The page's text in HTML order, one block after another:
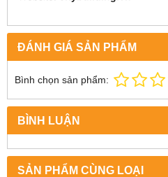
ĐÁNH GIÁ SẢN PHẨM
Bình chọn sản phẩm:
BÌNH LUẬN
SẢN PHẨM CÙNG LOẠI